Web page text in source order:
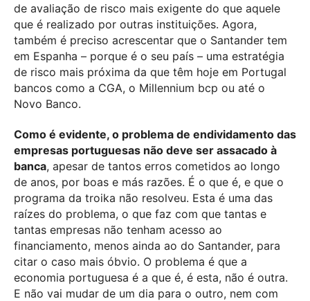
de avaliação de risco mais exigente do que aquele
que é realizado por outras instituições. Agora,
também é preciso acrescentar que o Santander tem
em Espanha – porque é o seu país – uma estratégia
de risco mais próxima da que têm hoje em Portugal
bancos como a CGA, o Millennium bcp ou até o
Novo Banco.
Como é evidente, o problema de endividamento das
empresas portuguesas não deve ser assacado à
banca, apesar de tantos erros cometidos ao longo
de anos, por boas e más razões. É o que é, e que o
programa da troika não resolveu. Esta é uma das
raízes do problema, o que faz com que tantas e
tantas empresas não tenham acesso ao
financiamento, menos ainda ao do Santander, para
citar o caso mais óbvio. O problema é que a
economia portuguesa é a que é, é esta, não é outra.
E não vai mudar de um dia para o outro, nem com